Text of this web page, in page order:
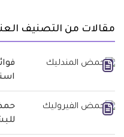
مقالات من التصنيف